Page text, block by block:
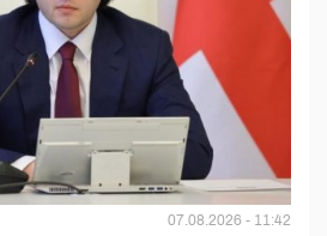
07.08.2026 - 11:42